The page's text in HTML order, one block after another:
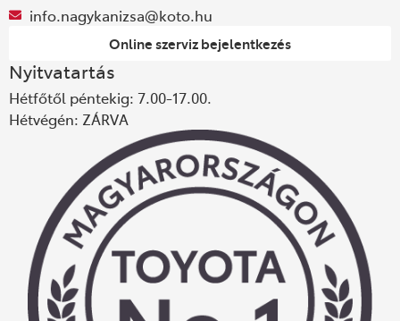
info.nagykanizsa@koto.hu
Online szerviz bejelentkezés
Nyitvatartás
Hétfőtől péntekig: 7.00-17.00.
Hétvégén: ZÁRVA